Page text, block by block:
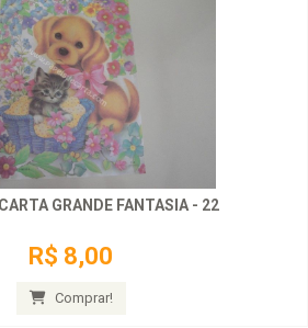
GRANDE FANTASIA - 22
R$ 8,00
Comprar!